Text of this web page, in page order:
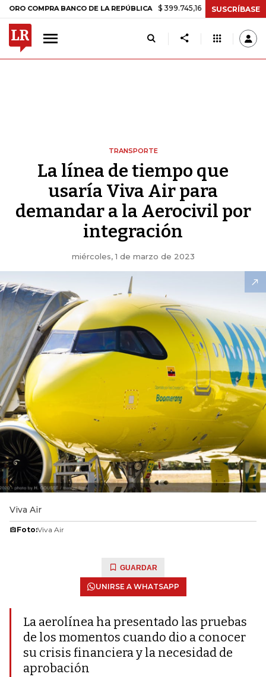
BANCO DE LA REPÚBLICA $ 399.745,16 +$ 2.295,71 +0,58%
SUSCRÍBASE
TRANSPORTE
La línea de tiempo que
usaría Viva Air para
demandar a la Aerocivil por
integración
miércoles, 1 de marzo de 2023
Viva Air
Foto:Viva Air
GUARDAR
UNIRSE A WHATSAPP
La aerolínea ha presentado las pruebas
de los momentos cuando dio a conocer
su crisis financiera y la necesidad de
aprobación